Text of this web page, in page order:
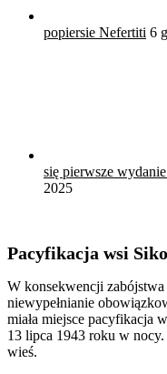
popiersie Nefertiti 6
się pierwsze
2025
Pacyfikacja wsi
W konsekwencji
niewypełnianie
miała miejsce pacyfikacja
13 lipca 1943 roku w
wieś.